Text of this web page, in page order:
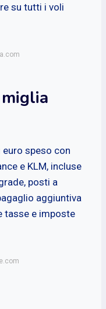
su tutti i voli
speso con
e KLM, incluse
posti a
aggiuntiva
tasse e imposte